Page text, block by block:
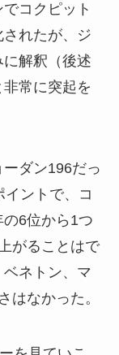
コクピット
れたが、ジ
解釈（後述
常に突起を
ダン196だっ
ントで、コ
6位から1つ
がることはで
ネトン、マ
はなかった。